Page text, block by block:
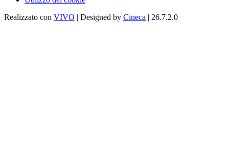
Realizzato con VIVO | Designed by Cineca | 26.7.2.0